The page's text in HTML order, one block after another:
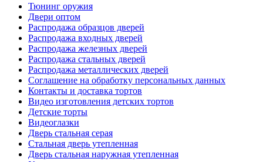
Тюнинг оружия
Двери оптом
Распродажа образцов дверей
Распродажа входных дверей
Распродажа железных дверей
Распродажа стальных дверей
Распродажа металлических дверей
Соглашение на обработку персональных данных
Контакты и доставка тортов
Видео изготовления детских тортов
Детские торты
Видеоглазки
Дверь стальная серая
Стальная дверь утепленная
Дверь стальная наружная утепленная